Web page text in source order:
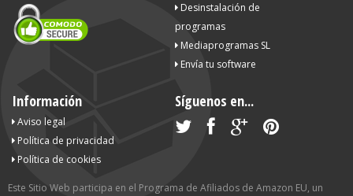
Desinstalación de
programas
Mediaprogramas SL
Envía tu software
Información
Aviso legal
Política de privacidad
Política de cookies
Síguenos en...
Este Sitio Web participa en el Programa de Afiliados de Amazon EU, un